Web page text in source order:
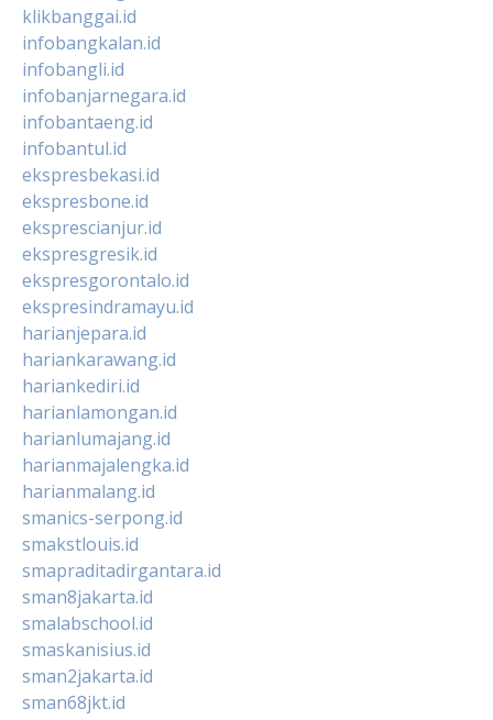
klikbanggai.id
infobangkalan.id
infobangli.id
infobanjarnegara.id
infobantaeng.id
infobantul.id
ekspresbekasi.id
ekspresbone.id
eksprescianjur.id
ekspresgresik.id
ekspresgorontalo.id
ekspresindramayu.id
harianjepara.id
hariankarawang.id
hariankediri.id
harianlamongan.id
harianlumajang.id
harianmajalengka.id
harianmalang.id
smanics-serpong.id
smakstlouis.id
smapraditadirgantara.id
sman8jakarta.id
smalabschool.id
smaskanisius.id
sman2jakarta.id
sman68jkt.id